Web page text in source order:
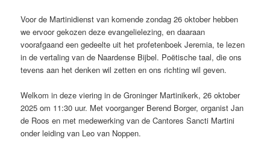
Voor de Martinidienst van komende zondag 26 oktober hebben
we ervoor gekozen deze evangelielezing, en daaraan
voorafgaand een gedeelte uit het profetenboek Jeremia, te lezen
in de vertaling van de Naardense Bijbel. Poëtische taal, die ons
tevens aan het denken wil zetten en ons richting wil geven.
Welkom in deze viering in de Groninger Martinikerk, 26 oktober
2025 om 11:30 uur. Met voorganger Berend Borger, organist Jan
de Roos en met medewerking van de Cantores Sancti Martini
onder leiding van Leo van Noppen.